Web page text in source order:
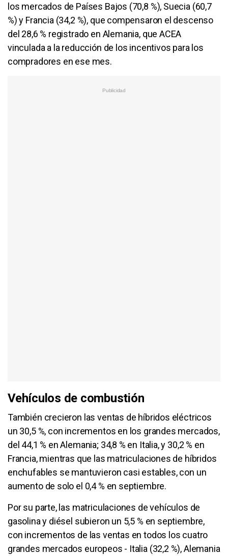
los mercados de Países Bajos (70,8 %), Suecia (60,7
%) y Francia (34,2 %), que compensaron el descenso
del 28,6 % registrado en Alemania, que ACEA
vinculada a la reducción de los incentivos para los
compradores en ese mes.
Vehículos de combustión
También crecieron las ventas de híbridos eléctricos
un 30,5 %, con incrementos en los grandes mercados,
del 44,1 % en Alemania; 34,8 % en Italia, y 30,2 % en
Francia, mientras que las matriculaciones de híbridos
enchufables se mantuvieron casi estables, con un
aumento de solo el 0,4 % en septiembre.
Por su parte, las matriculaciones de vehículos de
gasolina y diésel subieron un 5,5 % en septiembre,
con incrementos de las ventas en todos los cuatro
grandes mercados europeos - Italia (32,2 %), Alemania